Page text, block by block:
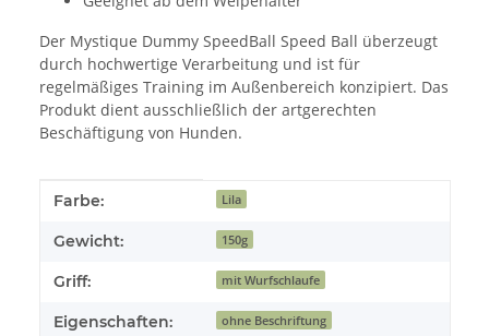
Der Mystique Dummy SpeedBall Speed Ball überzeugt
durch hochwertige Verarbeitung und ist für
regelmäßiges Training im Außenbereich konzipiert. Das
Produkt dient ausschließlich der artgerechten
Beschäftigung von Hunden.
Produkteigenschaft
Wert
Farbe: Lila
Gewicht: 150g
Griff: mit Wurfschlaufe
Eigenschaften: ohne Beschriftung